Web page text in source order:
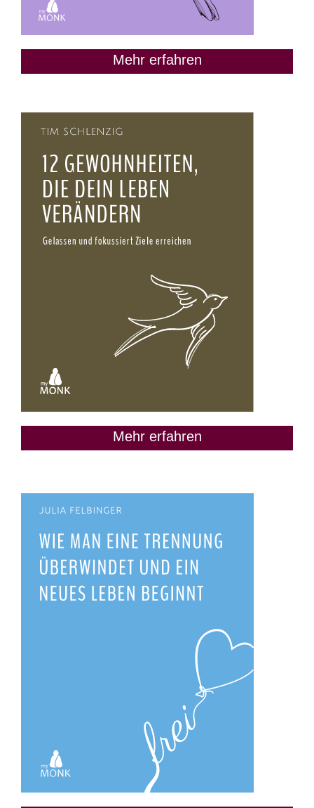
Mehr erfahren
Mehr erfahren